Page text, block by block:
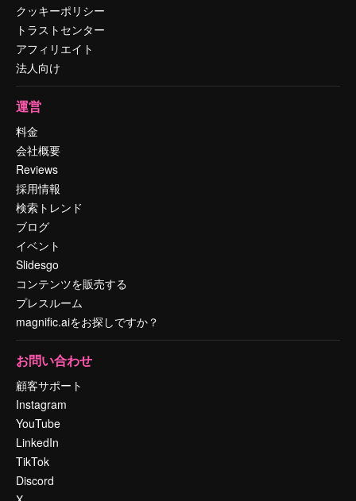
クッキーポリシー
トラストセンター
アフィリエイト
法人向け
運営
料金
会社概要
Reviews
採用情報
検索トレンド
ブログ
イベント
Slidesgo
コンテンツを販売する
プレスルーム
magnific.aiをお探しですか？
お問い合わせ
顧客サポート
Instagram
YouTube
LinkedIn
TikTok
Discord